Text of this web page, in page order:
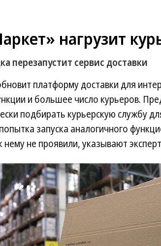
нагрузит
перезапустит сервис доставки
платформу доставки для
и большее число курьеров.
подбирать курьерскую службу
запуска аналогичного
нему не проявили, указывают